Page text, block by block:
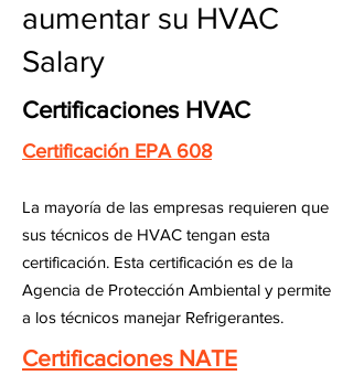
aumentar su HVAC
Salary
Certificaciones HVAC
Certificación EPA 608
La mayoría de las empresas requieren que
sus técnicos de HVAC tengan esta
certificación. Esta certificación es de la
Agencia de Protección Ambiental y permite
a los técnicos manejar Refrigerantes.
Certificaciones NATE